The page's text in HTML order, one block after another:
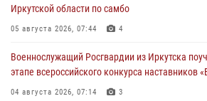
Иркутской области по самбо
05 августа 2026, 07:44 4
Военнослужащий Росгвардии из Иркутска
этапе всероссийского конкурса наставников
04 августа 2026, 07:14 3